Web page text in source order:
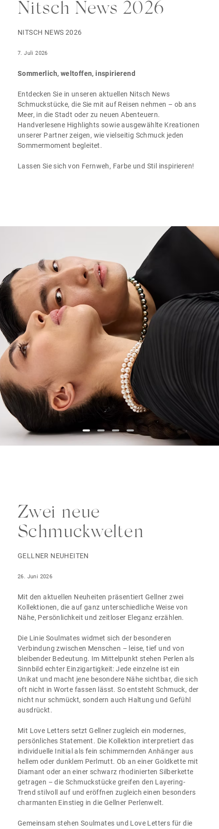
Nitsch News 2026
NITSCH NEWS 2026
7. Juli 2026
Sommerlich, weltoffen, inspirierend
Entdecken Sie in unseren aktuellen Nitsch News
Schmuckstücke, die Sie mit auf Reisen nehmen – ob ans
Meer, in die Stadt oder zu neuen Abenteuern.
Handverlesene Highlights sowie ausgewählte Kreationen
unserer Partner zeigen, wie vielseitig Schmuck jeden
Sommermoment begleitet.
Lassen Sie sich von Fernweh, Farbe und Stil inspirieren!
Zwei neue
Schmuckwelten
GELLNER NEUHEITEN
26. Juni 2026
Mit den aktuellen Neuheiten präsentiert Gellner zwei
Kollektionen, die auf ganz unterschiedliche Weise von
Nähe, Persönlichkeit und zeitloser Eleganz erzählen.
Die Linie Soulmates widmet sich der besonderen
Verbindung zwischen Menschen – leise, tief und von
bleibender Bedeutung. Im Mittelpunkt stehen Perlen als
Sinnbild echter Einzigartigkeit: Jede einzelne ist ein
Unikat und macht jene besondere Nähe sichtbar, die sich
oft nicht in Worte fassen lässt. So entsteht Schmuck, der
nicht nur schmückt, sondern auch Haltung und Gefühl
ausdrückt.
Mit Love Letters setzt Gellner zugleich ein modernes,
persönliches Statement. Die Kollektion interpretiert das
individuelle Initial als fein schimmernden Anhänger aus
hellem oder dunklem Perlmutt. Ob an einer Goldkette mit
Diamant oder an einer schwarz rhodinierten Silberkette
getragen – die Schmuckstücke greifen den Layering-
Trend stilvoll auf und eröffnen zugleich einen besonders
charmanten Einstieg in die Gellner Perlenwelt.
Gemeinsam stehen Soulmates und Love Letters für die